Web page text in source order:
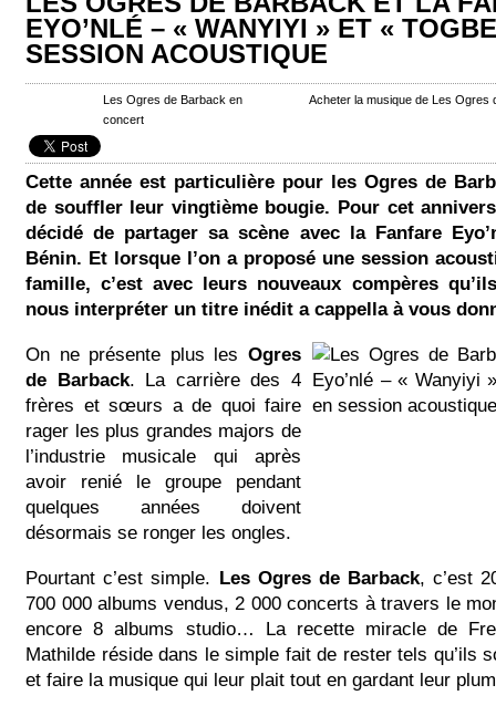
EYO’NLÉ – « WANYIYI » ET «
SESSION ACOUSTIQUE
Les Ogres de Barback en
concert
Acheter la musique de Les Ogres
Cette année est particulière pour les Ogres de
de souffler leur vingtième bougie. Pour cet
décidé de partager sa scène avec la Fanfare
Bénin. Et lorsque l’on a proposé une session
famille, c’est avec leurs nouveaux compères
nous interpréter un titre inédit a cappella à vous
On ne présente plus les Ogres
de Barback. La carrière des 4
frères et sœurs a de quoi faire
rager les plus grandes majors de
l’industrie musicale qui après
avoir renié le groupe pendant
quelques années doivent
désormais se ronger les ongles.
Pourtant c’est simple. Les Ogres de Barback, c’est
700 000 albums vendus, 2 000 concerts à travers le
encore 8 albums studio… La recette miracle de
Mathilde réside dans le simple fait de rester tels qu’ils
et faire la musique qui leur plait tout en gardant leur